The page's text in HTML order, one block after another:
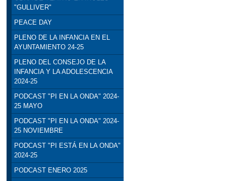
"GULLIVER"
PEACE DAY
PLENO DE LA INFANCIA EN EL
AYUNTAMIENTO 24-25
PLENO DEL CONSEJO DE LA
INFANCIA Y LA ADOLESCENCIA
2024-25
PODCAST "PI EN LA ONDA" 2024-
25 MAYO
PODCAST "PI EN LA ONDA" 2024-
25 NOVIEMBRE
PODCAST "PI ESTÁ EN LA ONDA"
2024-25
PODCAST ENERO 2025